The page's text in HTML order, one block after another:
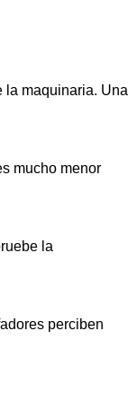
la maquinaria. Una
mucho menor
la
perciben